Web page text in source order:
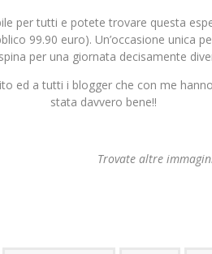
per tutti e potete trovare questa
99.90 euro). Un’occasione unica
per una giornata decisamente
ed a tutti i blogger che con me
stata davvero bene!!
Trovate altre